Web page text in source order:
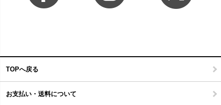
TOPへ戻る
お支払い・送料について